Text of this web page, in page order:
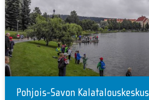
Pohjois-Savon Kalatalouskeskus